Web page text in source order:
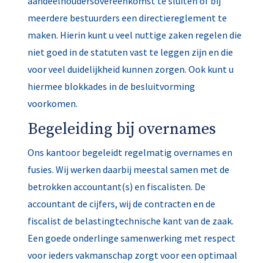
meerdere bestuurders een directiereglement te
maken. Hierin kunt u veel nuttige zaken regelen die
niet goed in de statuten vast te leggen zijn en die
voor veel duidelijkheid kunnen zorgen. Ook kunt u
hiermee blokkades in de besluitvorming
voorkomen.
Begeleiding bij overnames
Ons kantoor begeleidt regelmatig overnames en
fusies. Wij werken daarbij meestal samen met de
betrokken accountant(s) en fiscalisten. De
accountant de cijfers, wij de contracten en de
fiscalist de belastingtechnische kant van de zaak.
Een goede onderlinge samenwerking met respect
voor ieders vakmanschap zorgt voor een optimaal